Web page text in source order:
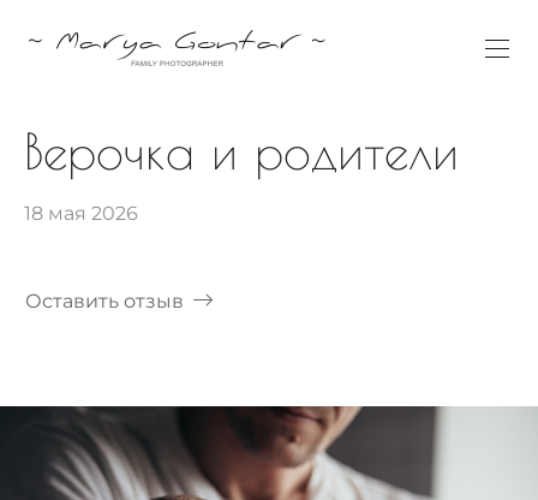
Верочка и родители
18 мая 2026
Оставить отзыв